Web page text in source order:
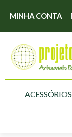
MINHA CONTA
ACESSÓRIOS